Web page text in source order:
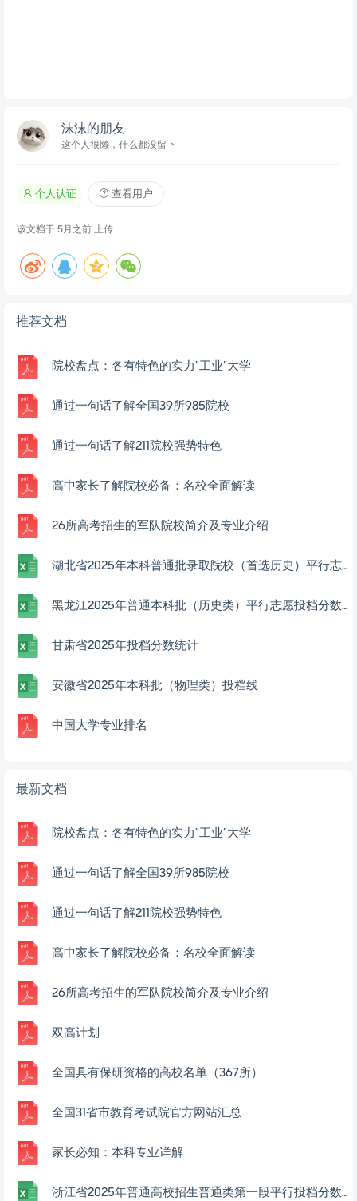
沫沫的朋友
这个人很懒，什么都没留下
个人认证 查看用户
该文档于 5月之前 上传
推荐文档
院校盘点：各有特色的实力“工业”大学
通过一句话了解全国39所985院校
通过一句话了解211院校强势特色
高中家长了解院校必备：名校全面解读
26所高考招生的军队院校简介及专业介绍
湖北省2025年本科普通批录取院校（首选历史）平行志愿投档分数线.xlsx
黑龙江2025年普通本科批（历史类）平行志愿投档分数线
甘肃省2025年投档分数统计
安徽省2025年本科批（物理类）投档线
中国大学专业排名
最新文档
院校盘点：各有特色的实力“工业”大学
通过一句话了解全国39所985院校
通过一句话了解211院校强势特色
高中家长了解院校必备：名校全面解读
26所高考招生的军队院校简介及专业介绍
双高计划
全国具有保研资格的高校名单（367所）
全国31省市教育考试院官方网站汇总
家长必知：本科专业详解
浙江省2025年普通高校招生普通类第一段平行投档分数线表